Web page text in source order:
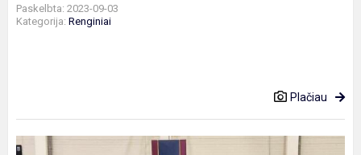
Paskelbta: 2023-09-03
Kategorija: Renginiai
Plačiau
LXXV